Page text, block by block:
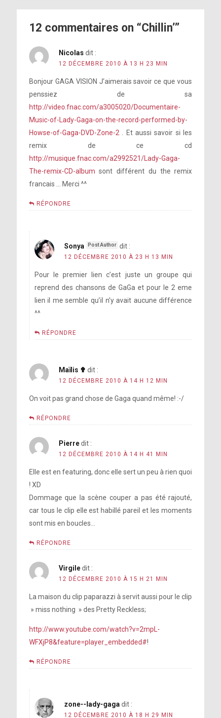
12 commentaires on “Chillin’”
Nicolas dit :
12 DÉCEMBRE 2010 À 13 H 23 MIN
Bonjour GAGA VISION J’aimerais savoir ce que vous
penssiez de sa
http://video.fnac.com/a3005020/Documentaire-
Music-of-Lady-Gaga-on-the-record-performed-by-
Howse-of-Gaga-DVD-Zone-2. Et aussi savoir si les
remix de ce cd
http://musique.fnac.com/a2992521/Lady-Gaga-
The-remix-CD-album sont différent du the remix
francais … Merci ^^
RÉPONDRE
Sonya dit :
12 DÉCEMBRE 2010 À 23 H 13 MIN
Pour le premier lien c’est juste un groupe qui
reprend des chansons de GaGa et pour le 2 eme
lien il me semble qu’il n’y avait aucune différence
^^
RÉPONDRE
Maïlis ✟ dit :
12 DÉCEMBRE 2010 À 14 H 12 MIN
On voit pas grand chose de Gaga quand même! :-/
RÉPONDRE
Pierre dit :
12 DÉCEMBRE 2010 À 14 H 41 MIN
Elle est en featuring, donc elle sert un peu à rien quoi
! XD
Dommage que la scène couper a pas été rajouté,
car tous le clip elle est habillé pareil et les moments
sont mis en boucles…
RÉPONDRE
Virgile dit :
12 DÉCEMBRE 2010 À 15 H 21 MIN
La maison du clip paparazzi à servit aussi pour le clip
» miss nothing » des Pretty Reckless;
http://www.youtube.com/watch?v=2mpL-
WFXjP8&feature=player_embedded#!
RÉPONDRE
zone--lady-gaga dit :
12 DÉCEMBRE 2010 À 18 H 29 MIN